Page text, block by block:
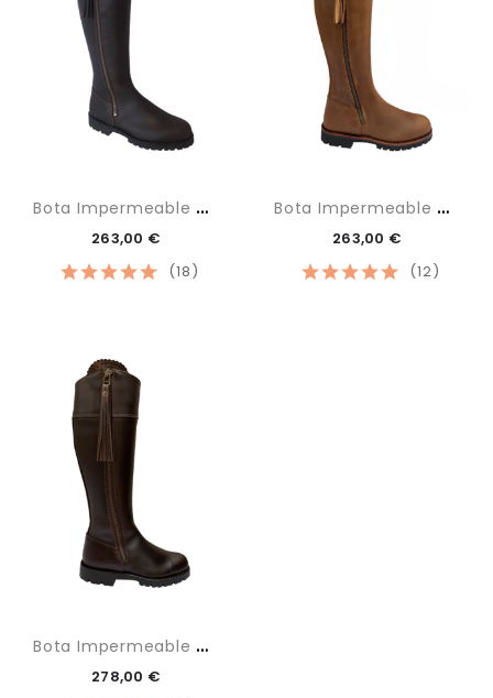
(18)
B
Ota Impermeable Marrón
263,00 €
(12)
B
Ota Impermeable Tan
263,00 €
B
Ota Impermeable Maxi
278,00 €